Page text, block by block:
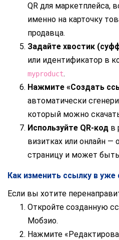
QR для маркетплейса,
именно на карточку
продавца.
Задайте хвостик
или идентификатор в
myproduct.
Нажмите «Создать
автоматически
который можно
Используйте QR-код в
визитках или онлайн
страницу и может
Как изменить ссылку в уже
Если вы хотите
Откройте созданную
Мобзио.
Нажмите